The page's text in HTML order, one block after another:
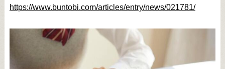
https://www.buntobi.com/articles/entry/news/021781/